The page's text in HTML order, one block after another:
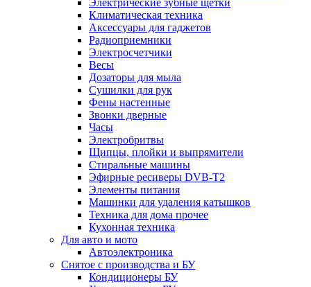
Электрические зубные щетки
Климатическая техника
Аксессуары для гаджетов
Радиоприемники
Электросчетчики
Весы
Дозаторы для мыла
Сушилки для рук
Фены настенные
Звонки дверные
Часы
Электробритвы
Щипцы, плойки и выпрямители
Стиральные машины
Эфирные ресиверы DVB-T2
Элементы питания
Машинки для удаления катышков
Техника для дома прочее
Кухонная техника
Для авто и мото
Автоэлектроника
Снятое с производства и БУ
Кондиционеры БУ